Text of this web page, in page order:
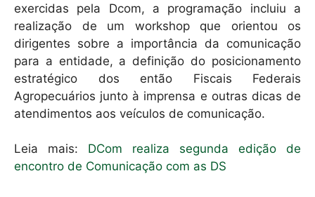
exercidas pela Dcom, a programação incluiu a
realização de um workshop que orientou os
dirigentes sobre a importância da comunicação
para a entidade, a definição do posicionamento
estratégico dos então Fiscais Federais
Agropecuários junto à imprensa e outras dicas de
atendimentos aos veículos de comunicação.
Leia mais: DCom realiza segunda edição de
encontro de Comunicação com as DS